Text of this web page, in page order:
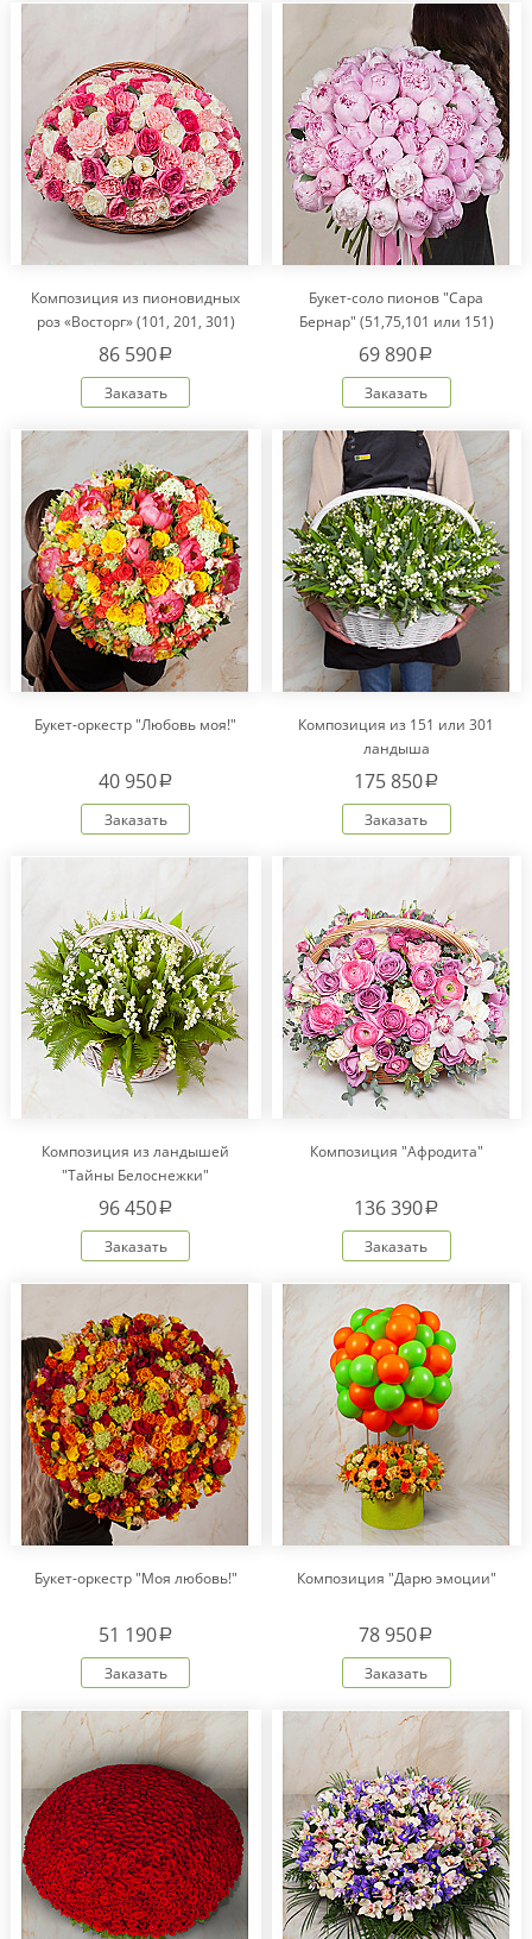
Композиция из пионовидных
роз «Восторг» (101, 201, 301)
86 590a
Заказать
Букет-соло пионов "Сара
Бернар" (51,75,101 или 151)
69 890a
Заказать
Букет-оркестр "Любовь моя!"
40 950a
Заказать
Композиция из 151 или 301
ландыша
175 850a
Заказать
Композиция из ландышей
"Тайны Белоснежки"
96 450a
Заказать
Композиция "Афродита"
136 390a
Заказать
Букет-оркестр "Моя любовь!"
51 190a
Заказать
Композиция "Дарю эмоции"
78 950a
Заказать